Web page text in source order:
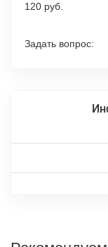
120 руб.
Задать вопрос: